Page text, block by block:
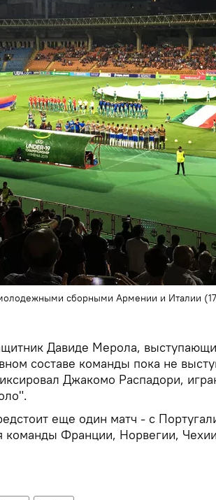
сборными Армении и Италии
Давиде Мерола,
составе команды пока не
Джакомо Распадори,
еще один матч - с
команды Франции, Норвегии,